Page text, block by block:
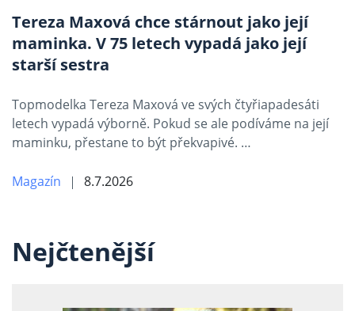
Tereza Maxová chce stárnout jako její
maminka. V 75 letech vypadá jako její
starší sestra
Topmodelka Tereza Maxová ve svých čtyřiapadesáti
letech vypadá výborně. Pokud se ale podíváme na její
maminku, přestane to být překvapivé. …
Magazín 8.7.2026
Nejčtenější